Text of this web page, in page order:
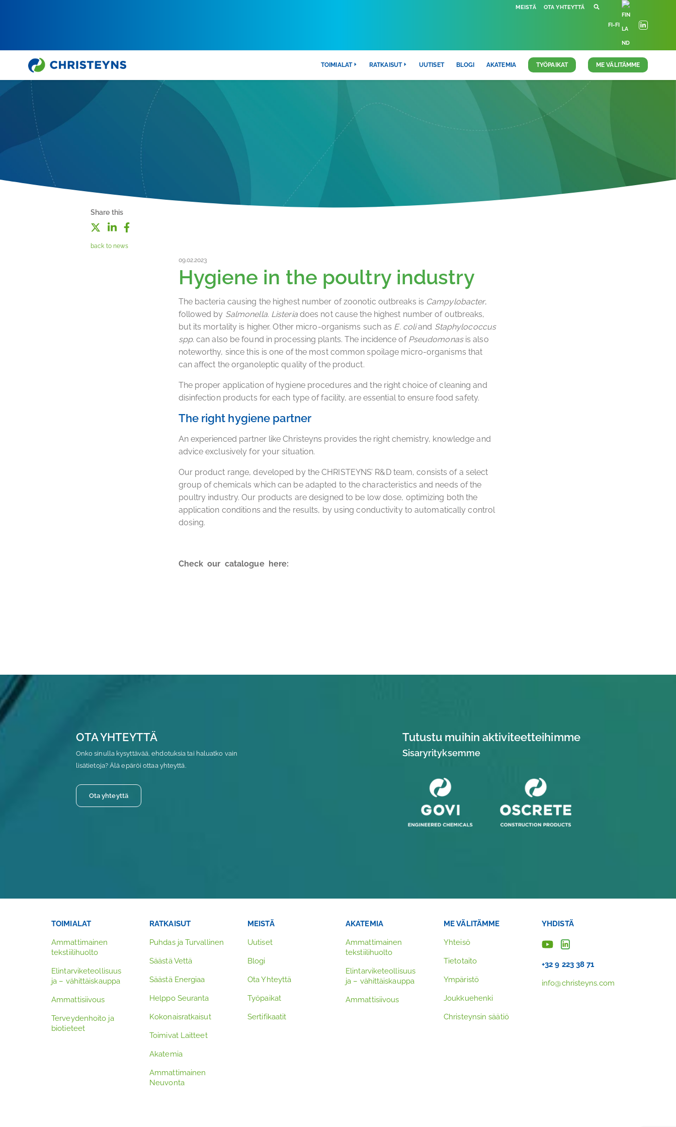
MEISTÄ OTA YHTEYTTÄ
FI-FI
TOIMIALAT RATKAISUT UUTISET BLOGI AKATEMIA TYÖPAIKAT ME VÄLITÄMME
Share this
back to news
09.02.2023
Hygiene in the poultry industry
The bacteria causing the highest number of zoonotic outbreaks is Campylobacter,
followed by Salmonella. Listeriadoes not cause the highest number of outbreaks,
but its mortality is higher. Other micro-organisms such as E. coliand Staphylococcus
spp. can also be found in processing plants. The incidence of Pseudomonasis also
noteworthy, since this is one of the most common spoilage micro-organisms that
can affect the organoleptic quality of the product.
The proper application of hygiene procedures and the right choice of cleaning and
disinfection products for each type of facility, are essential to ensure food safety.
The right hygiene partner
An experienced partner like Christeyns provides the right chemistry, knowledge and
advice exclusively for your situation.
Our product range, developed by the CHRISTEYNS’ R&D team, consists of a select
group of chemicals which can be adapted to the characteristics and needs of the
poultry industry. Our products are designed to be low dose, optimizing both the
application conditions and the results, by using conductivity to automatically control
dosing.
Check our catalogue here:
OTA YHTEYTTÄ
Onko sinulla kysyttävää, ehdotuksia tai haluatko vain
lisätietoja? Älä epäröi ottaa yhteyttä.
Ota yhteyttä
Tutustu muihin aktiviteetteihimme
Sisaryrityksemme
TOIMIALAT
Ammattimainen
tekstiilihuolto
Elintarviketeollisuus
ja – vähittäiskauppa
Ammattisiivous
Terveydenhoito ja
biotieteet
RATKAISUT
Puhdas ja Turvallinen
Säästä Vettä
Säästä Energiaa
Helppo Seuranta
Kokonaisratkaisut
Toimivat Laitteet
Akatemia
Ammattimainen
Neuvonta
MEISTÄ
Uutiset
Blogi
Ota Yhteyttä
Työpaikat
Sertifikaatit
AKATEMIA
Ammattimainen
tekstiilihuolto
Elintarviketeollisuus
ja – vähittäiskauppa
Ammattisiivous
ME VÄLITÄMME
Yhteisö
Tietotaito
Ympäristö
Joukkuehenki
Christeynsin säätiö
YHDISTÄ
+32 9 223 38 71
info@christeyns.com